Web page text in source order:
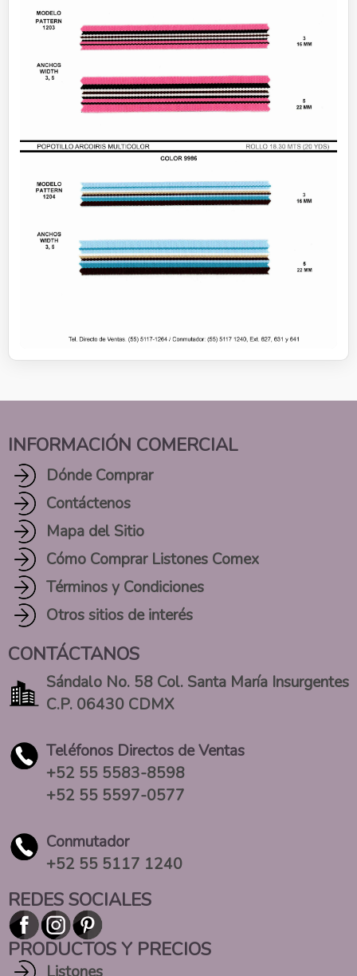
INFORMACIÓN COMERCIAL
Dónde Comprar
Contáctenos
Mapa del Sitio
Cómo Comprar Listones Comex
Términos y Condiciones
Otros sitios de interés
CONTÁCTANOS
Sándalo No. 58 Col. Santa María Insurgentes
C.P. 06430 CDMX
Teléfonos Directos de Ventas
+52 55 5583-8598
+52 55 5597-0577
Conmutador
+52 55 5117 1240
REDES SOCIALES
PRODUCTOS Y PRECIOS